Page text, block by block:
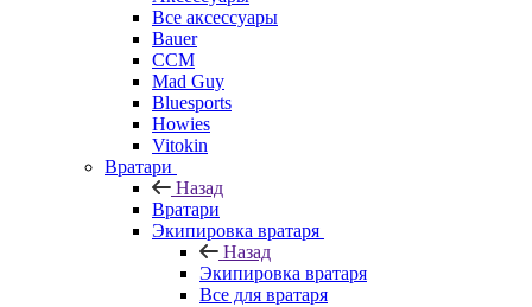
Все аксессуары
Bauer
CCM
Mad Guy
Bluesports
Howies
Vitokin
Вратари
Назад
Вратари
Экипировка вратаря
Назад
Экипировка вратаря
Все для вратаря